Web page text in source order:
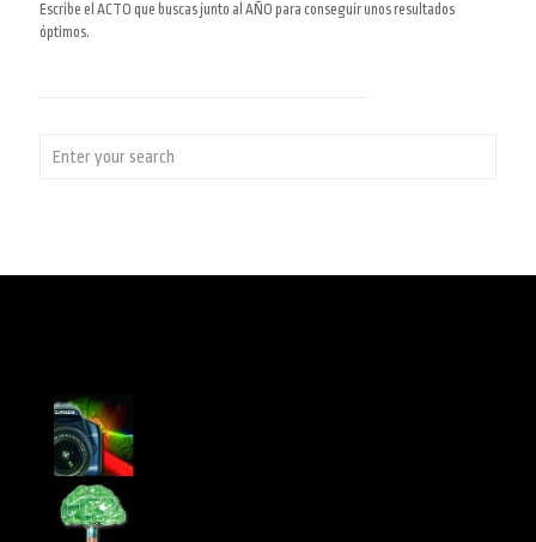
Escribe el ACTO que buscas junto al AÑO para conseguir unos resultados
óptimos.